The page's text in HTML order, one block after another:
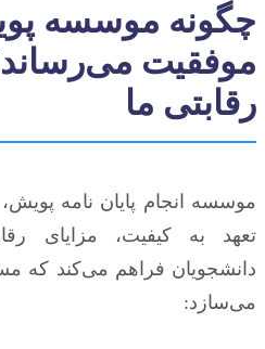
چگونه موسسه
موفقیت
رقابتی ما
موسسه انجام پایان نامه
تعهد به کیفیت، مزایای
دانشجویان فراهم می‌کند که
می‌سازد: